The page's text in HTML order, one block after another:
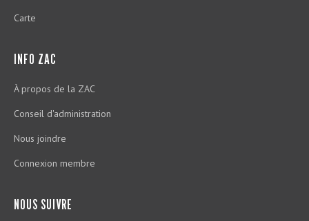
Carte
INFO ZAC
À propos de la ZAC
Conseil d'administration
Nous joindre
Connexion membre
NOUS SUIVRE